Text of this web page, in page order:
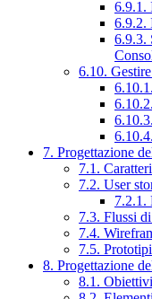
6.9.1.
6.9.2.
6.9.3.
6.10.
7. Progettazione
7.1.
7.2. User
7.2.1.
7.3. Flussi
7.4.
7.5.
8. Progettazione
8.1.